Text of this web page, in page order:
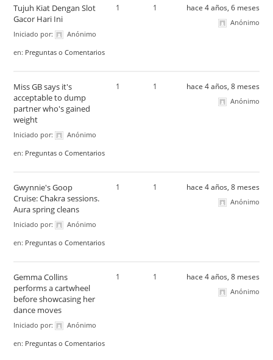
Tujuh Kiat Dengan Slot
Gacor Hari Ini
Iniciado por:
Anónimo
en: Preguntas o Comentarios
1 1 hace 4 años, 6 meses
Anónimo
Miss GB says it's
acceptable to dump
partner who's gained
weight
Iniciado por:
Anónimo
en: Preguntas o Comentarios
1 1 hace 4 años, 8 meses
Anónimo
Gwynnie's Goop
Cruise: Chakra sessions.
Aura spring cleans
Iniciado por:
Anónimo
en: Preguntas o Comentarios
1 1 hace 4 años, 8 meses
Anónimo
Gemma Collins
performs a cartwheel
before showcasing her
dance moves
Iniciado por:
Anónimo
en: Preguntas o Comentarios
1 1 hace 4 años, 8 meses
Anónimo